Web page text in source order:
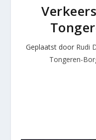
Geplaatst door Rudi
Tongeren-